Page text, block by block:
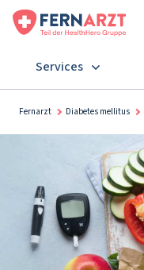
Services
Fernarzt Diabetes mellitus